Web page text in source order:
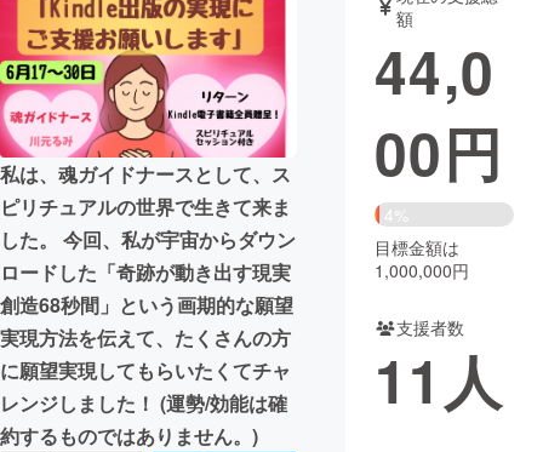
テクノロジー・ガジェット
映像・映画 書籍・雑誌
ビジネス・起業 チャレンジ
まちづくり・地域活性化
CAMPFIRE for Social Good
CAMPFIRE Creation
CAMPFIREふるさと納税machi-ya コミュニティ
私は、魂ガイドナースとして、ス
ピリチュアルの世界で生きて来ま
した。 今回、私が宇宙からダウン
ロードした「奇跡が動き出す現実
創造68秒間」という画期的な願望
実現方法を伝えて、たくさんの方
に願望実現してもらいたくてチャ
レンジしました！ (運勢/効能は確
約するものではありません。)
額
44,0
00円
4%
目標金額は
1,000,000円
支援者数
11 人